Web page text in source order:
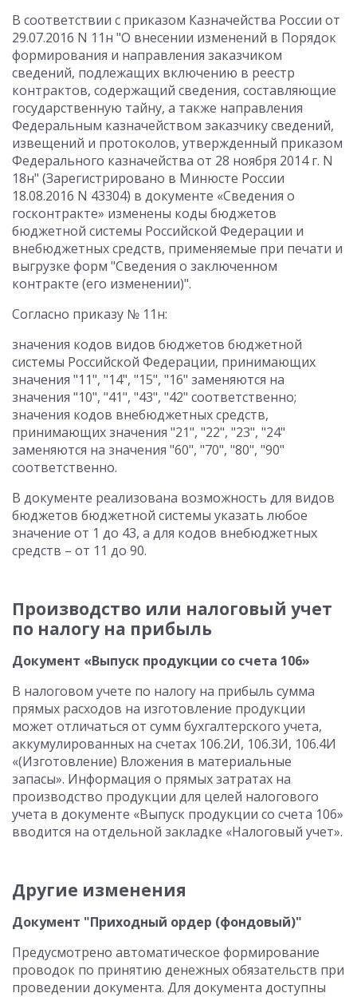
В соответствии с приказом Казначейства России от
29.07.2016 N 11н "О внесении изменений в Порядок
формирования и направления заказчиком
сведений, подлежащих включению в реестр
контрактов, содержащий сведения, составляющие
государственную тайну, а также направления
Федеральным казначейством заказчику сведений,
извещений и протоколов, утвержденный приказом
Федерального казначейства от 28 ноября 2014 г. N
18н" (Зарегистрировано в Минюсте России
18.08.2016 N 43304) в документе «Сведения о
госконтракте» изменены коды бюджетов
бюджетной системы Российской Федерации и
внебюджетных средств, применяемые при печати и
выгрузке форм "Сведения о заключенном
контракте (его изменении)".
Согласно приказу № 11н:
значения кодов видов бюджетов бюджетной
системы Российской Федерации, принимающих
значения "11", "14", "15", "16" заменяются на
значения "10", "41", "43", "42" соответственно;
значения кодов внебюджетных средств,
принимающих значения "21", "22", "23", "24"
заменяются на значения "60", "70", "80", "90"
соответственно.
В документе реализована возможность для видов
бюджетов бюджетной системы указать любое
значение от 1 до 43, а для кодов внебюджетных
средств – от 11 до 90.
Производство или налоговый учет
по налогу на прибыль
Документ «Выпуск продукции со счета 106»
В налоговом учете по налогу на прибыль сумма
прямых расходов на изготовление продукции
может отличаться от сумм бухгалтерского учета,
аккумулированных на счетах 106.2И, 106.3И, 106.4И
«(Изготовление) Вложения в материальные
запасы». Информация о прямых затратах на
производство продукции для целей налогового
учета в документе «Выпуск продукции со счета 106»
вводится на отдельной закладке «Налоговый учет».
Другие изменения
Документ "Приходный ордер (фондовый)"
Предусмотрено автоматическое формирование
проводок по принятию денежных обязательств при
проведении документа. Для документа доступны